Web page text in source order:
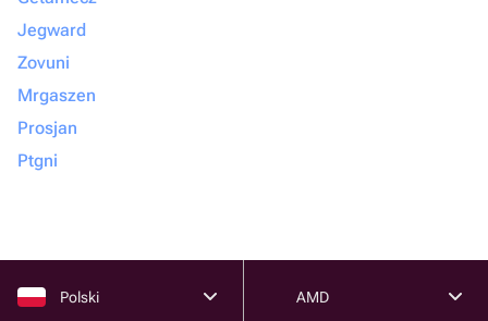
Jegward
Zovuni
Mrgaszen
Prosjan
Ptgni
Polski AMD